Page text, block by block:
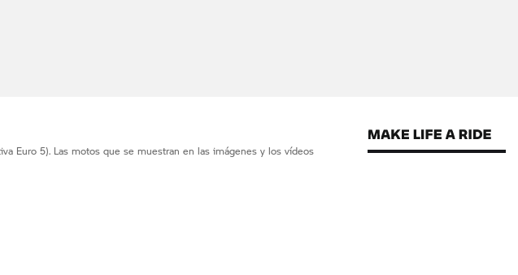
Euro 5). Las motos que se muestran en las imágenes y los vídeos